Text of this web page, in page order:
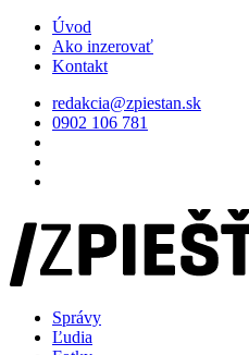
Úvod
Ako inzerovať
Kontakt
redakcia@zpiestan.sk
0902 106 781
Správy
Ľudia